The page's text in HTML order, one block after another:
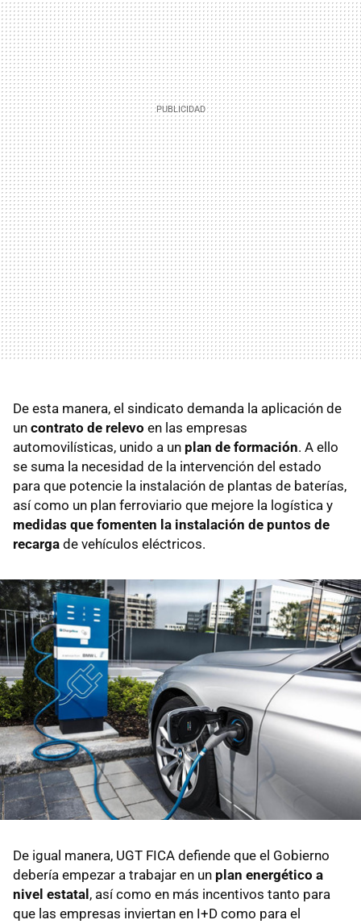
De esta manera, el sindicato demanda la aplicación de
un contrato de relevo en las empresas
automovilísticas, unido a un plan de formación. A ello
se suma la necesidad de la intervención del estado
para que potencie la instalación de plantas de baterías,
así como un plan ferroviario que mejore la logística y
medidas que fomenten la instalación de puntos de
recarga de vehículos eléctricos.
De igual manera, UGT FICA defiende que el Gobierno
debería empezar a trabajar en un plan energético a
nivel estatal , así como en más incentivos tanto para
que las empresas inviertan en I+D como para el